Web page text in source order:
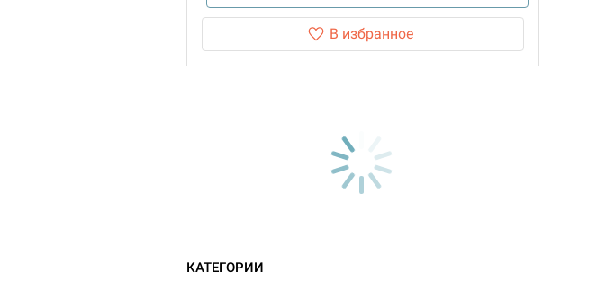
В избранное
КАТЕГОРИИ